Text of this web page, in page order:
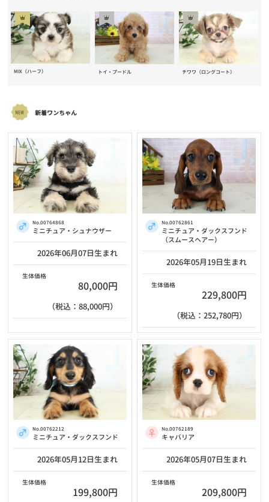
MIX（ハーフ） トイ・プードル チワワ（ロングコート）
新着ワンちゃん
No.00764868
ミニチュア・シュナウザー
2026年06月07日生まれ
生体価格
80,000円
（税込：88,000円）
No.00762861
ミニチュア・ダックスフンド
（スムースヘアー）
2026年05月19日生まれ
生体価格
229,800円
（税込：252,780円）
No.00762212
ミニチュア・ダックスフンド
2026年05月12日生まれ
生体価格
199,800円
No.00762189
キャバリア
2026年05月07日生まれ
生体価格
209,800円